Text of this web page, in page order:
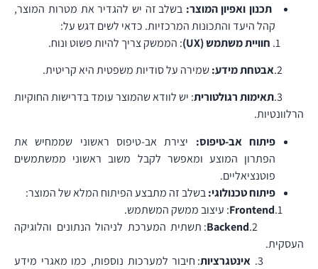
תכנון ואפיון המוצר: בשלב זה יש להגדיר את מטרות המוצר,
קהל היעד והתכונות המרכזיות. כדאי לשים דגש על:
חוויית משתמש (UX)
: הממשק צריך להיות פשוט ונוח.
אבטחת מידע:שמירה על סודיות משפטית היא קריטית.
תאימות רגולטורית: יש לוודא שהמוצר עומד בדרישות החוקיות
הרלוונטיות.
פיתוח אב-טיפוס:
יצירת אב-טיפוס ראשוני שממחיש את
הפתרון המוצע ומאפשר לקבל משוב ראשוני ממשתמשים
פוטנציאליים.
פיתוח טכנולוגי:בשלב זה מתבצע הפיתוח המלא של המוצר:
Frontend: עיצוב ממשק המשתמש.
Backend: תשתית המערכת לניהול הנתונים והלוגיקה
העסקית.
אינטגרציות: חיבור למערכות נוספות, כמו מאגרי מידע